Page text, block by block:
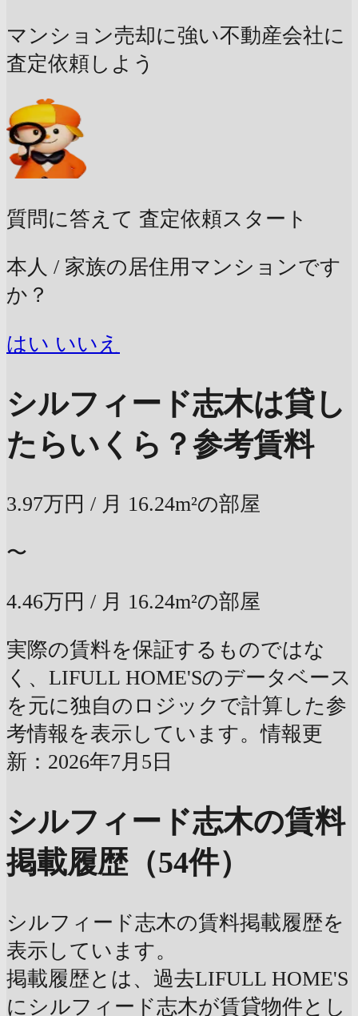
マンション売却に強い不動産会社に
査定依頼しよう
質問に答えて 査定依頼スタート
本人 / 家族の居住用マンションです
か？
はい いいえ
シルフィード志木は貸し
たらいくら？参考賃料
3.97万円 / 月 16.24m²の部屋
〜
4.46万円 / 月 16.24m²の部屋
実際の賃料を保証するものではな
く、LIFULL HOME'Sのデータベース
を元に独自のロジックで計算した参
考情報を表示しています。情報更
新：2026年7月5日
シルフィード志木の賃料
掲載履歴（54件）
シルフィード志木の賃料掲載履歴を
表示しています。
掲載履歴とは、過去LIFULL HOME'S
にシルフィード志木が賃貸物件とし